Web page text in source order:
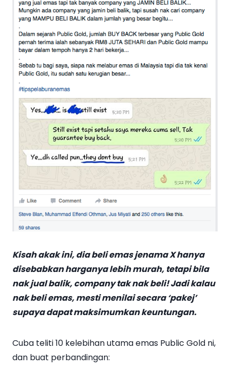
Kisah akak ini, dia beli emas jenama X hanya
disebabkan harganya lebih murah, tetapi bila
nak jual balik, company tak nak beli! Jadi kalau
nak beli emas, mesti menilai secara ‘pakej’
supaya dapat maksimumkan keuntungan.
Cuba teliti 10 kelebihan utama emas Public Gold ni,
dan buat perbandingan: